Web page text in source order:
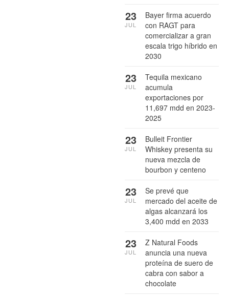
Bayer firma acuerdo
con RAGT para
comercializar a gran
escala trigo híbrido en
2030
23
JUL
Tequila mexicano
acumula
exportaciones por
11,697 mdd en 2023-
2025
23
JUL
Bulleit Frontier
Whiskey presenta su
nueva mezcla de
bourbon y centeno
23
JUL
Se prevé que
mercado del aceite de
algas alcanzará los
3,400 mdd en 2033
23
JUL
Z Natural Foods
anuncia una nueva
proteína de suero de
cabra con sabor a
chocolate
23
JUL